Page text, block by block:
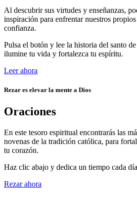
Al descubrir sus virtudes y enseñanzas,
inspiración para enfrentar nuestros
confianza.
Pulsa el botón y lee la historia del santo
ilumine tu vida y fortalezca tu espíritu.
Leer ahora
Rezar es elevar la mente a Dios
Oraciones
En este tesoro espiritual encontrarás las
novenas de la tradición católica, para
tu corazón.
Haz clic abajo y dedica un tiempo cada
Rezar ahora